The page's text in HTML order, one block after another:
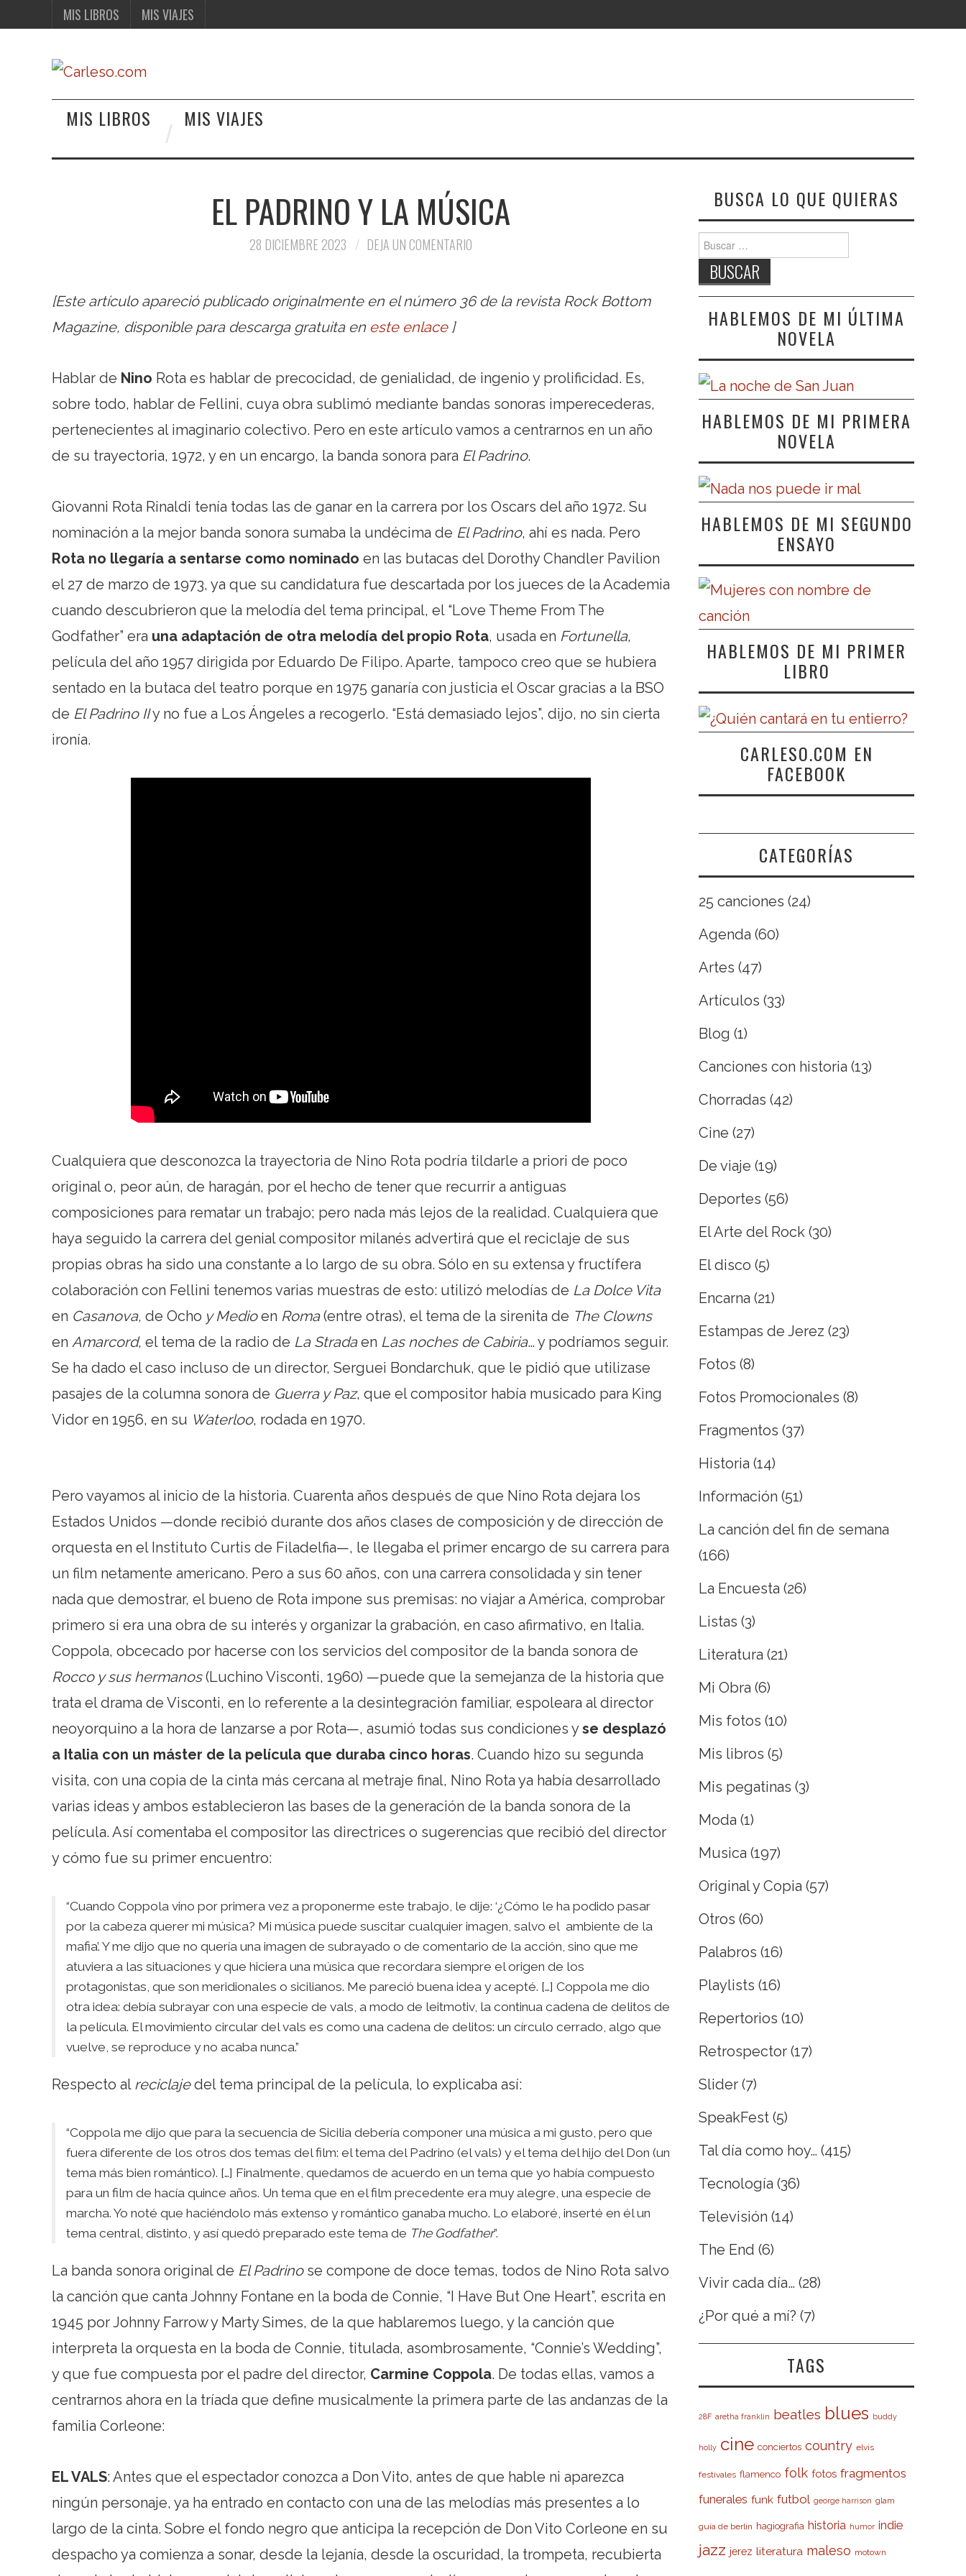
MIS LIBROS MIS VIAJES
MIS LIBROS MIS VIAJES
EL PADRINO Y LA MÚSICA
28 DICIEMBRE 2023 DEJA UN COMENTARIO
[Este artículo apareció publicado originalmente en el número 36 de la revista Rock Bottom
Magazine, disponible para descarga gratuita en este enlace]
Hablar de Nino Rota es hablar de precocidad, de genialidad, de ingenio y prolificidad. Es,
sobre todo, hablar de Fellini, cuya obra sublimó mediante bandas sonoras imperecederas,
pertenecientes al imaginario colectivo. Pero en este artículo vamos a centrarnos en un año
de su trayectoria, 1972, y en un encargo, la banda sonora para El Padrino.
Giovanni Rota Rinaldi tenía todas las de ganar en la carrera por los Oscars del año 1972. Su
nominación a la mejor banda sonora sumaba la undécima de El Padrino, ahí es nada. Pero
Rota no llegaría a sentarse como nominado en las butacas del Dorothy Chandler Pavilion
el 27 de marzo de 1973, ya que su candidatura fue descartada por los jueces de la Academia
cuando descubrieron que la melodía del tema principal, el “Love Theme From The
Godfather” era una adaptación de otra melodía del propio Rota, usada en Fortunella,
película del año 1957 dirigida por Eduardo De Filipo. Aparte, tampoco creo que se hubiera
sentado en la butaca del teatro porque en 1975 ganaría con justicia el Oscar gracias a la BSO
de El Padrino IIy no fue a Los Ángeles a recogerlo. “Está demasiado lejos”, dijo, no sin cierta
ironía.
Cualquiera que desconozca la trayectoria de Nino Rota podría tildarle a priori de poco
original o, peor aún, de haragán, por el hecho de tener que recurrir a antiguas
composiciones para rematar un trabajo; pero nada más lejos de la realidad. Cualquiera que
haya seguido la carrera del genial compositor milanés advertirá que el reciclaje de sus
propias obras ha sido una constante a lo largo de su obra. Sólo en su extensa y fructífera
colaboración con Fellini tenemos varias muestras de esto: utilizó melodías de La Dolce Vita
en Casanova, de Ocho y Medioen Roma(entre otras), el tema de la sirenita de The Clowns
en Amarcord, el tema de la radio de La Stradaen Las noches de Cabiria… y podríamos seguir.
Se ha dado el caso incluso de un director, Serguei Bondarchuk, que le pidió que utilizase
pasajes de la columna sonora de Guerra y Paz, que el compositor había musicado para King
Vidor en 1956, en su Waterloo, rodada en 1970.
Pero vayamos al inicio de la historia. Cuarenta años después de que Nino Rota dejara los
Estados Unidos —donde recibió durante dos años clases de composición y de dirección de
orquesta en el Instituto Curtis de Filadelfia—, le llegaba el primer encargo de su carrera para
un film netamente americano. Pero a sus 60 años, con una carrera consolidada y sin tener
nada que demostrar, el bueno de Rota impone sus premisas: no viajar a América, comprobar
primero si era una obra de su interés y organizar la grabación, en caso afirmativo, en Italia.
Coppola, obcecado por hacerse con los servicios del compositor de la banda sonora de
Rocco y sus hermanos(Luchino Visconti, 1960) —puede que la semejanza de la historia que
trata el drama de Visconti, en lo referente a la desintegración familiar, espoleara al director
neoyorquino a la hora de lanzarse a por Rota—, asumió todas sus condiciones yse desplazó
a Italia con un máster de la película que duraba cinco horas. Cuando hizo su segunda
visita, con una copia de la cinta más cercana al metraje final, Nino Rota ya había desarrollado
varias ideas y ambos establecieron las bases de la generación de la banda sonora de la
película. Así comentaba el compositor las directrices o sugerencias que recibió del director
y cómo fue su primer encuentro:
“Cuando Coppola vino por primera vez a proponerme este trabajo, le dije: ‘¿Cómo le ha podido pasar
por la cabeza querer mi música? Mi música puede suscitar cualquier imagen, salvo el ambiente de la
mafia’. Y me dijo que no quería una imagen de subrayado o de comentario de la acción, sino que me
atuviera a las situaciones y que hiciera una música que recordara siempre el origen de los
protagonistas, que son meridionales o sicilianos. Me pareció buena idea y acepté. […] Coppola me dio
otra idea: debía subrayar con una especie de vals, a modo de leitmotiv, la continua cadena de delitos de
la película. El movimiento circular del vals es como una cadena de delitos: un círculo cerrado, algo que
vuelve, se reproduce y no acaba nunca.”
Respecto al reciclajedel tema principal de la película, lo explicaba así:
“Coppola me dijo que para la secuencia de Sicilia debería componer una música a mi gusto, pero que
fuera diferente de los otros dos temas del film: el tema del Padrino (el vals) y el tema del hijo del Don (un
tema más bien romántico). […] Finalmente, quedamos de acuerdo en un tema que yo había compuesto
para un film de hacía quince años. Un tema que en el film precedente era muy alegre, una especie de
marcha. Yo noté que haciéndolo más extenso y romántico ganaba mucho. Lo elaboré, inserté en él un
tema central, distinto, y así quedó preparado este tema de The Godfather”.
La banda sonora original de El Padrinose compone de doce temas, todos de Nino Rota salvo
la canción que canta Johnny Fontane en la boda de Connie, “I Have But One Heart”, escrita en
1945 por Johnny Farrow y Marty Simes, de la que hablaremos luego, y la canción que
interpreta la orquesta en la boda de Connie, titulada, asombrosamente, “Connie’s Wedding”,
y que fue compuesta por el padre del director, Carmine Coppola. De todas ellas, vamos a
centrarnos ahora en la tríada que define musicalmente la primera parte de las andanzas de la
familia Corleone:
EL VALS: Antes que el espectador conozca a Don Vito, antes de que hable ni aparezca
ningún personaje, ya ha entrado en contacto con una de las melodías más presentes a lo
largo de la cinta. Sobre el fondo negro que anticipa la recepción de Don Vito Corleone en su
despacho ya comienza a sonar, desde la lejanía, desde la oscuridad, la trompeta, recubierta
BUSCA LO QUE QUIERAS
Buscar:
HABLEMOS DE MI ÚLTIMA
NOVELA
HABLEMOS DE MI PRIMERA
NOVELA
HABLEMOS DE MI SEGUNDO
ENSAYO
HABLEMOS DE MI PRIMER
LIBRO
CARLESO.COM EN
FACEBOOK
CATEGORÍAS
25 canciones (24)
Agenda (60)
Artes (47)
Artículos (33)
Blog (1)
Canciones con historia (13)
Chorradas (42)
Cine (27)
De viaje (19)
Deportes (56)
El Arte del Rock (30)
El disco (5)
Encarna (21)
Estampas de Jerez (23)
Fotos (8)
Fotos Promocionales (8)
Fragmentos (37)
Historia (14)
Información (51)
La canción del fin de semana
(166)
La Encuesta (26)
Listas (3)
Literatura (21)
Mi Obra (6)
Mis fotos (10)
Mis libros (5)
Mis pegatinas (3)
Moda (1)
Musica (197)
Original y Copia (57)
Otros (60)
Palabros (16)
Playlists (16)
Repertorios (10)
Retrospector (17)
Slider (7)
SpeakFest (5)
Tal día como hoy… (415)
Tecnología (36)
Televisión (14)
The End (6)
Vivir cada día… (28)
¿Por qué a mí? (7)
TAGS
28F aretha franklin beatles blues buddy
holly cine conciertos country elvis
festivales flamenco folk fotos fragmentos
funerales funk futbol george harrison glam
guía de berlín hagiografia historia humor indie
jazz jerez literatura maleso motown